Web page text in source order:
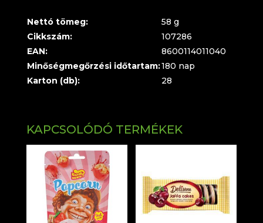
Nettó tömeg:
58 g
Cikkszám:
107286
EAN:
8600114011040
Minőségmegőrzési időtartam:180 nap
Karton (db):
28
KAPCSOLÓDÓ TERMÉKEK